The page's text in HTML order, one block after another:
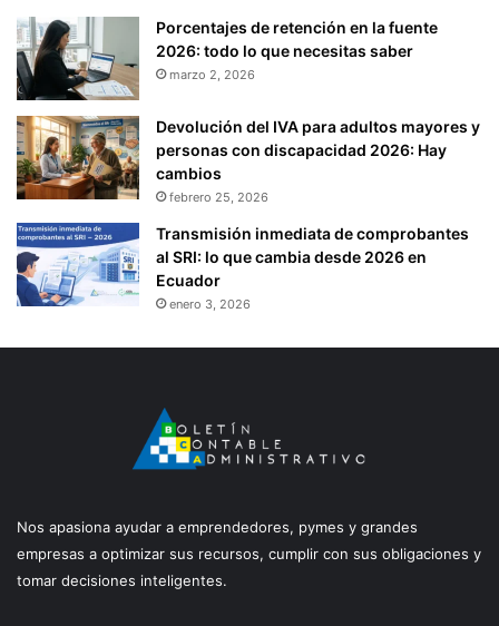
Porcentajes de retención en la fuente
2026: todo lo que necesitas saber
marzo 2, 2026
Devolución del IVA para adultos mayores y
personas con discapacidad 2026: Hay
cambios
febrero 25, 2026
Transmisión inmediata de comprobantes
al SRI: lo que cambia desde 2026 en
Ecuador
enero 3, 2026
Nos apasiona ayudar a emprendedores, pymes y grandes
empresas a optimizar sus recursos, cumplir con sus obligaciones y
tomar decisiones inteligentes.